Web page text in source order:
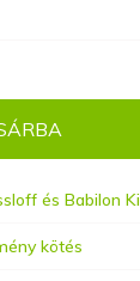
és Babilon
kötés